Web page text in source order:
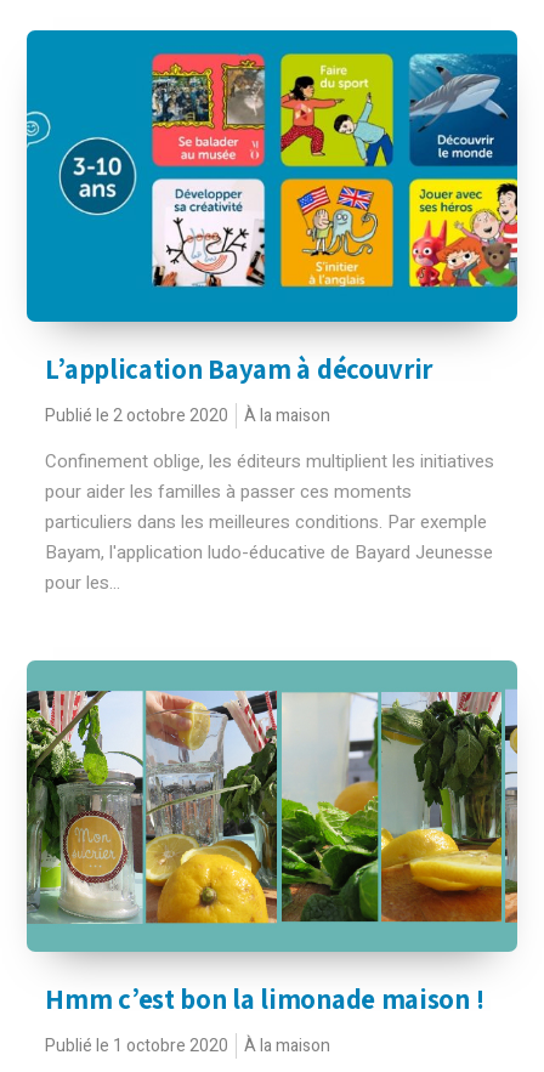
L’application Bayam à découvrir
Publié le 2 octobre 2020 À la maison
Confinement oblige, les éditeurs multiplient les initiatives
pour aider les familles à passer ces moments
particuliers dans les meilleures conditions. Par exemple
Bayam, l'application ludo-éducative de Bayard Jeunesse
pour les...
Hmm c’est bon la limonade maison !
Publié le 1 octobre 2020 À la maison